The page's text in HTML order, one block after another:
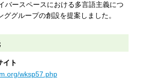
バースペースにおける多言語主義につ
グループの創設を提案しました。
イト
wksp57.php